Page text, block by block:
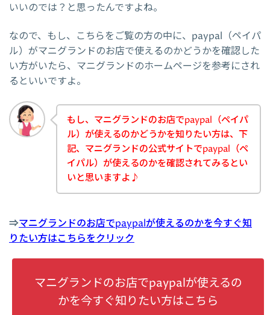
いいのでは？と思ったんですよね。
なので、もし、こちらをご覧の方の中に、paypal（ペイパ
ル）がマニグランドのお店で使えるのかどうかを確認した
い方がいたら、マニグランドのホームページを参考にされ
るといいですよ。
もし、マニグランドのお店でpaypal（ペイパ
ル）が使えるのかどうかを知りたい方は、下
記、マニグランドの公式サイトでpaypal（ペ
イパル）が使えるのかを確認されてみるとい
いと思いますよ♪
⇒マニグランドのお店でpaypalが使えるのかを今すぐ知
りたい方はこちらをクリック
マニグランドのお店でpaypalが使えるの
かを今すぐ知りたい方はこちら